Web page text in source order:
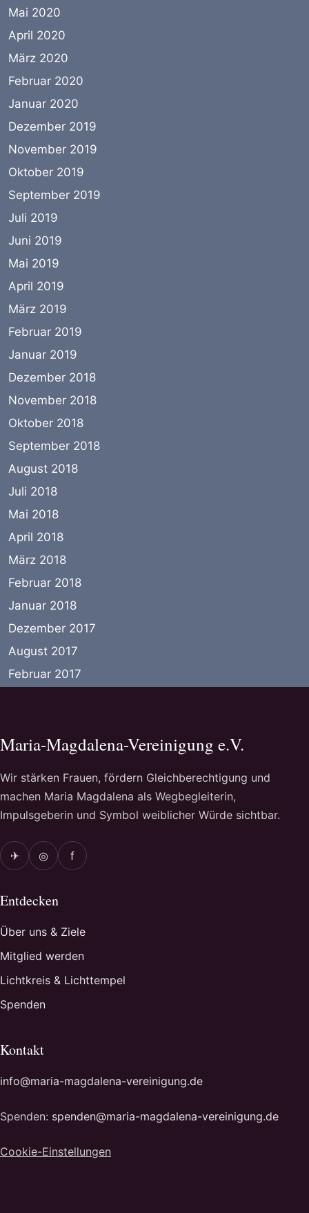
Mai 2020
April 2020
März 2020
Februar 2020
Januar 2020
Dezember 2019
November 2019
Oktober 2019
September 2019
Juli 2019
Juni 2019
Mai 2019
April 2019
März 2019
Februar 2019
Januar 2019
Dezember 2018
November 2018
Oktober 2018
September 2018
August 2018
Juli 2018
Mai 2018
April 2018
März 2018
Februar 2018
Januar 2018
Dezember 2017
August 2017
Februar 2017
Maria-Magdalena-Vereinigung e.V.
Wir stärken Frauen, fördern Gleichberechtigung und
machen Maria Magdalena als Wegbegleiterin,
Impulsgeberin und Symbol weiblicher Würde sichtbar.
✈ ◎ f
Entdecken
Über uns & Ziele
Mitglied werden
Lichtkreis & Lichttempel
Spenden
Kontakt
info@maria-magdalena-vereinigung.de
Spenden: spenden@maria-magdalena-vereinigung.de
Cookie-Einstellungen